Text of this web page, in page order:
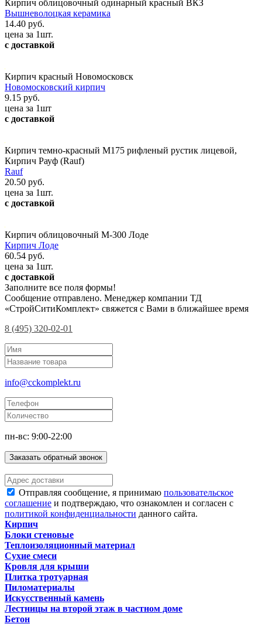
Кирпич облицовочный одинарный красный ВКЗ
Вышневолоцкая керамика
14.40 руб.
цена за 1шт.
с доставкой
Кирпич красный Новомосковск
Новомосковский кирпич
9.15 руб.
цена за 1шт
с доставкой
Кирпич темно-красный М175 рифленый рустик лицевой,
Кирпич Рауф (Rauf)
Rauf
20.50 руб.
цена за 1шт.
с доставкой
Кирпич облицовочный М-300 Лоде
Кирпич Лоде
60.54 руб.
цена за 1шт.
с доставкой
Заполните все поля формы!
Сообщение отправлено. Менеджер компании ТД
«СтройСитиКомплект» свяжется с Вами в ближайшее время
8 (495) 320-02-01
info@cckomplekt.ru
пн-вс: 9:00-22:00
Заказать обратный звонок
Отправляя сообщение, я принимаю пользовательское
соглашение и подтверждаю, что ознакомлен и согласен с
политикой конфиденциальности данного сайта.
Кирпич
Блоки стеновые
Теплоизоляционный материал
Сухие смеси
Кровля для крыши
Плитка тротуарная
Пиломатериалы
Искусственный камень
Лестницы на второй этаж в частном доме
Бетон